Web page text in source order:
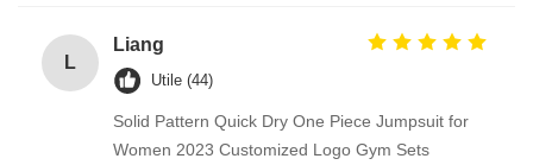
L
Liang
Utile (44)
Solid Pattern Quick Dry One Piece Jumpsuit for
Women 2023 Customized Logo Gym Sets